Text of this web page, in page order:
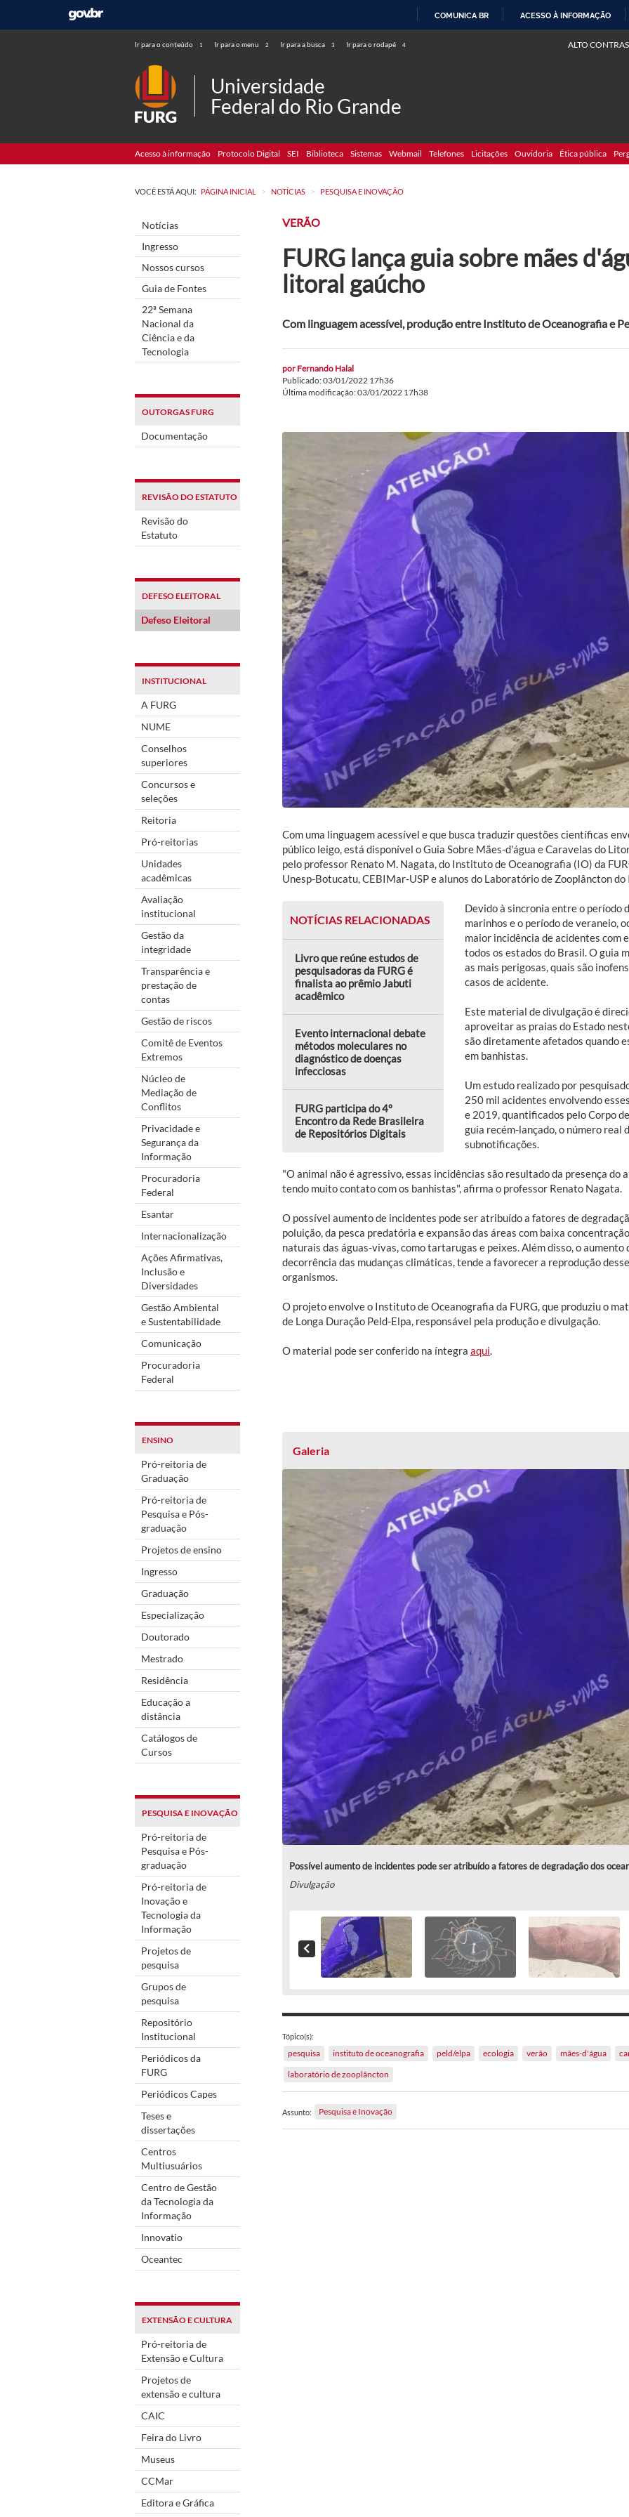
COMUNICA BR ACESSO À INFORMAÇÃO
Ir para o conteúdo 1 Ir para o menu 2 Ir para a busca 3 Ir para o rodapé 4 ALTO
Universidade
Federal do Rio Grande
Acesso à informação Protocolo Digital SEI Biblioteca Sistemas Webmail Telefones Licitações Ouvidoria Ética pública
VOCÊ ESTÁ AQUI: PÁGINA INICIAL > NOTÍCIAS > PESQUISA E INOVAÇÃO
Notícias
Ingresso
Nossos cursos
Guia de Fontes
22ª Semana
Nacional da
Ciência e da
Tecnologia
OUTORGAS FURG
Documentação
REVISÃO DO ESTATUTO
Revisão do
Estatuto
DEFESO ELEITORAL
Defeso Eleitoral
INSTITUCIONAL
A FURG
NUME
Conselhos
superiores
Concursos e
seleções
Reitoria
Pró-reitorias
Unidades
acadêmicas
Avaliação
institucional
Gestão da
integridade
Transparência e
prestação de
contas
Gestão de riscos
Comitê de Eventos
Extremos
Núcleo de
Mediação de
Conflitos
Privacidade e
Segurança da
Informação
Procuradoria
Federal
Esantar
Internacionalização
Ações Afirmativas,
Inclusão e
Diversidades
Gestão Ambiental
e Sustentabilidade
Comunicação
Procuradoria
Federal
ENSINO
Pró-reitoria de
Graduação
Pró-reitoria de
Pesquisa e Pós-
graduação
Projetos de ensino
Ingresso
Graduação
Especialização
Doutorado
Mestrado
Residência
Educação a
distância
Catálogos de
Cursos
PESQUISA E INOVAÇÃO
Pró-reitoria de
Pesquisa e Pós-
graduação
Pró-reitoria de
Inovação e
Tecnologia da
Informação
Projetos de
pesquisa
Grupos de
pesquisa
Repositório
Institucional
Periódicos da
FURG
Periódicos Capes
Teses e
dissertações
Centros
Multiusuários
Centro de Gestão
da Tecnologia da
Informação
Innovatio
Oceantec
EXTENSÃO E CULTURA
Pró-reitoria de
Extensão e Cultura
Projetos de
extensão e cultura
CAIC
Feira do Livro
Museus
CCMar
Editora e Gráfica
VERÃO
FURG lança guia sobre mães
litoral gaúcho
Com linguagem acessível, produção entre Instituto de Oceanografia e
por Fernando Halal
Publicado: 03/01/2022 17h36
Última modificação: 03/01/2022 17h38
Com uma linguagem acessível e que busca traduzir questões científicas
público leigo, está disponível o Guia Sobre Mães-d'água e Caravelas do
pelo professor Renato M. Nagata, do Instituto de Oceanografia (IO) da
Unesp-Botucatu, CEBIMar-USP e alunos do Laboratório de Zooplâncton do
NOTÍCIAS RELACIONADAS
Livro que reúne estudos de
pesquisadoras da FURG é
finalista ao prêmio Jabuti
acadêmico
Evento internacional debate
métodos moleculares no
diagnóstico de doenças
infecciosas
FURG participa do 4º
Encontro da Rede Brasileira
de Repositórios Digitais
Devido à sincronia entre o período
marinhos e o período de veraneio,
maior incidência de acidentes com
todos os estados do Brasil. O guia
as mais perigosas, quais são
casos de acidente.
Este material de divulgação é
aproveitar as praias do Estado
são diretamente afetados quando
em banhistas.
Um estudo realizado por
250 mil acidentes envolvendo
e 2019, quantificados pelo Corpo
guia recém-lançado, o número real
subnotificações.
"O animal não é agressivo, essas incidências são resultado da presença do
tendo muito contato com os banhistas", afirma o professor Renato Nagata.
O possível aumento de incidentes pode ser atribuído a fatores de
poluição, da pesca predatória e expansão das áreas com baixa
naturais das águas-vivas, como tartarugas e peixes. Além disso, o aumento
decorrência das mudanças climáticas, tende a favorecer a reprodução
organismos.
O projeto envolve o Instituto de Oceanografia da FURG, que produziu o
de Longa Duração Peld-Elpa, responsável pela produção e divulgação.
O material pode ser conferido na íntegra aqui.
Galeria
Possível aumento de incidentes pode ser atribuído a fatores de degradação dos
Divulgação
Tópico(s):
pesquisa instituto de oceanografia peld/elpa ecologia verão mães-d'água
laboratório de zooplâncton
Assunto: Pesquisa e Inovação